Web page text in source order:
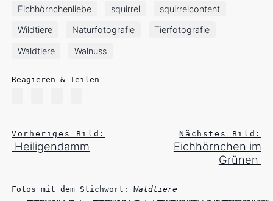
Eichhörnchenliebe squirrel squirrelcontent
Wildtiere Naturfotografie Tierfotografie
Waldtiere Walnuss
Reagieren & Teilen
Vorheriges Bild:
Heiligendamm
Nächstes Bild:
Eichhörnchen im
Grünen
Fotos mit dem Stichwort:Waldtiere